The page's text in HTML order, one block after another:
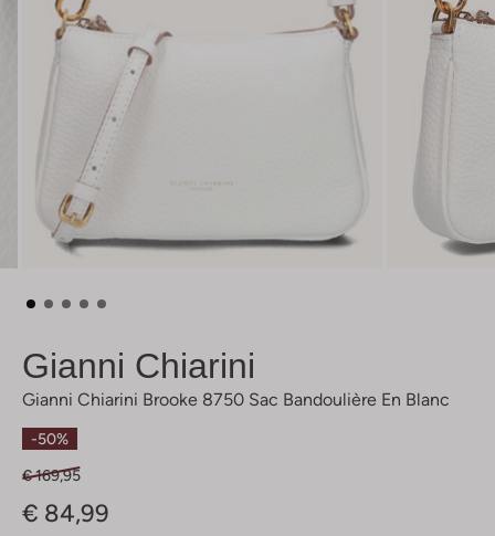
Gianni Chiarini
Gianni Chiarini Brooke 8750 Sac Bandoulière En Blanc
-50%
€ 169,95
€ 84,99